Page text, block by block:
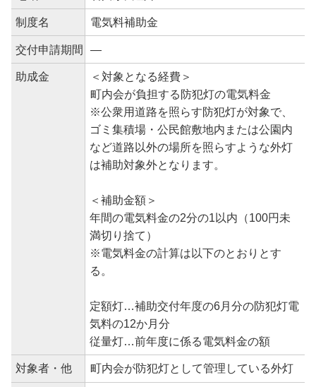
制度名 電気料補助金
交付申請期間 ―
助成金
＜対象となる経費＞
町内会が負担する防犯灯の電気料金
※公衆用道路を照らす防犯灯が対象で、
ゴミ集積場・公民館敷地内または公園内
など道路以外の場所を照らすような外灯
は補助対象外となります。
＜補助金額＞
年間の電気料金の2分の1以内（100円未
満切り捨て）
※電気料金の計算は以下のとおりとす
る。
定額灯…補助交付年度の6月分の防犯灯電
気料の12か月分
従量灯…前年度に係る電気料金の額
対象者・他 町内会が防犯灯として管理している外灯